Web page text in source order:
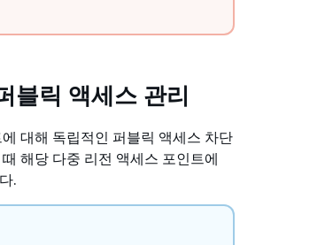
블릭 액세스 관리
대해 독립적인 퍼블릭 액세스 차단
해당 다중 리전 액세스 포인트에
.